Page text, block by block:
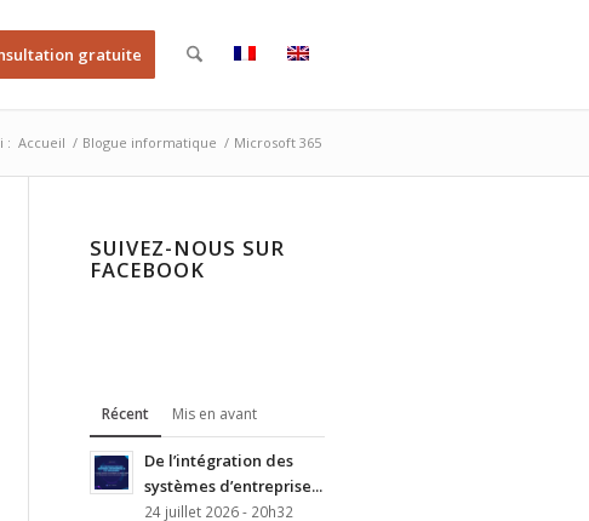
gratuite
: Accueil / Blogue informatique / Microsoft 365
SUIVEZ-NOUS SUR
FACEBOOK
Récent Mis en avant
De l’intégration des
systèmes d’entreprise...
24 juillet 2026 - 20h32